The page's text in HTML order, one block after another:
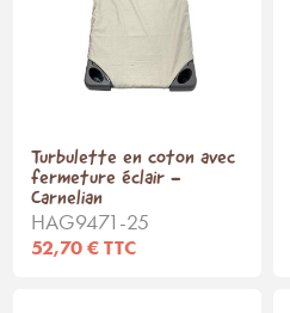
Turbulette en coton avec
fermeture éclair -
Carnelian
HAG9471-25
52,70 € TTC